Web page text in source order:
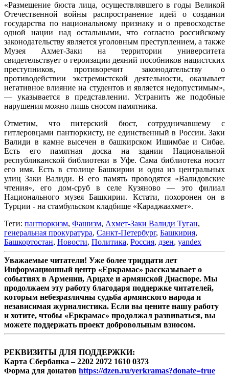
«Размещение бюста лица, осуществлявшего в годы Великой
Отечественной войны распространение идей о создании
государства по национальному признаку и о превосходстве
одной нации над остальными, что согласно российскому
законодательству является уголовным преступлением, а также
Музея Ахмет-Заки на территории университета
свидетельствует о героизации деяний пособников нацистских
преступников, противоречит законодательству о
противодействии экстремистской деятельности, оказывает
негативное влияние на студентов и является недопустимым»,
— указывается в представлении. Устранить же подобные
нарушения можно лишь сносом памятника.
Отметим, что питерский бюст, сотрудничавшему с
гитлеровцами пантюркисту, не единственный в России. Заки
Валиди в камне высечен в башкирском Ишимбае и Сибае.
Есть его памятная доска на здании Национальной
республиканской библиотеки в Уфе. Сама библиотека носит
его имя. Есть в столице Башкирии и одна из центральных
улиц Заки Валиди. В его память проводятся «Валидовские
чтения», его дом-сруб в селе Кузяново — это филиал
Национального музея Башкирии. Кстати, похоронен он в
Турции - на стамбульском кладбище «Караджаахмет».
Теги: пантюркизм, Фашизм, Ахмет-Заки Валиди Туган,
генеральная прокуратура, Санкт-Петербург, Башкирия,
Башкортостан, Новости, Политика, Россия, дзен, yandex
Уважаемые читатели! Уже более тридцати лет
Информационный центр «Еркрамас» рассказывает о
событиях в Армении, Арцахе и армянской Диаспоре. Мы
продолжаем эту работу благодаря поддержке читателей,
которым небезразличны судьба армянского народа и
независимая журналистика. Если вы цените нашу работу
и хотите, чтобы «Еркрамас» продолжал развиваться, вы
можете поддержать проект добровольным взносом.
РЕКВИЗИТЫ ДЛЯ ПОДДЕРЖКИ:
Карта Сбербанка – 2202 2072 1610 0373
Форма для донатов https://dzen.ru/yerkramas?donate=true